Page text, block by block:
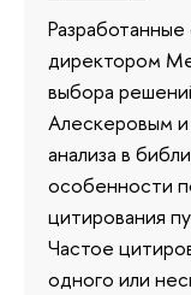
директором
выбора
Алескеровым и
анализа в
особенности
цитирования
Частое
одного или